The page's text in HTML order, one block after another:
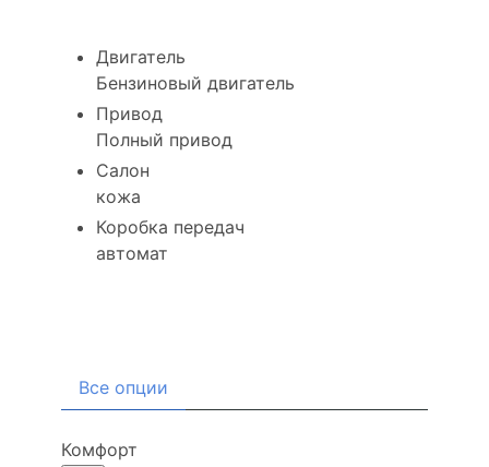
Двигатель
Бензиновый двигатель
Привод
Полный привод
Салон
кожа
Коробка передач
автомат
Все опции
Комфорт